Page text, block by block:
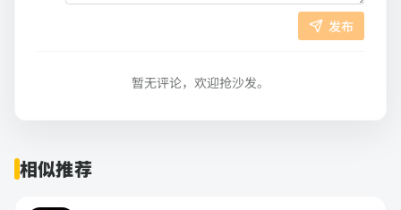
发布
暂无评论，欢迎抢沙发。
相似推荐